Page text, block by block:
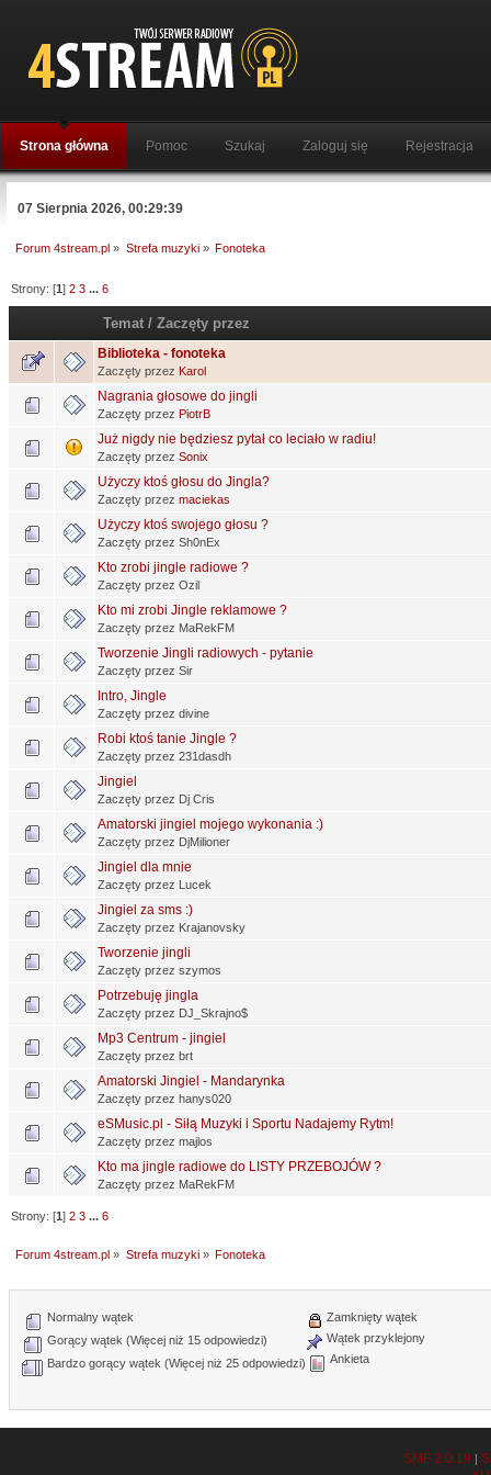
Strona główna Pomoc Szukaj Zaloguj się Rejestracja
07 Sierpnia 2026, 00:29:39
Forum 4stream.pl » Strefa muzyki» Fonoteka
Strony: [1]2 3 ...6
Temat /Zaczęty przez
Biblioteka - fonoteka
Zaczęty przez Karol
Nagrania głosowe do jingli
Zaczęty przez PiotrB
Już nigdy nie będziesz pytał co leciało w radiu!
Zaczęty przez Sonix
Użyczy ktoś głosu do Jingla?
Zaczęty przez maciekas
Użyczy ktoś swojego głosu ?
Zaczęty przez Sh0nEx
Kto zrobi jingle radiowe ?
Zaczęty przez Ozil
Kto mi zrobi Jingle reklamowe ?
Zaczęty przez MaRekFM
Tworzenie Jingli radiowych - pytanie
Zaczęty przez Sir
Intro, Jingle
Zaczęty przez divine
Robi ktoś tanie Jingle ?
Zaczęty przez 231dasdh
Jingiel
Zaczęty przez Dj Cris
Amatorski jingiel mojego wykonania :)
Zaczęty przez DjMilioner
Jingiel dla mnie
Zaczęty przez Lucek
Jingiel za sms :)
Zaczęty przez Krajanovsky
Tworzenie jingli
Zaczęty przez szymos
Potrzebuję jingla
Zaczęty przez DJ_Skrajno$
Mp3 Centrum - jingiel
Zaczęty przez brt
Amatorski Jingiel - Mandarynka
Zaczęty przez hanys020
eSMusic.pl - Siłą Muzyki i Sportu Nadajemy Rytm!
Zaczęty przez majlos
Kto ma jingle radiowe do LISTY PRZEBOJÓW ?
Zaczęty przez MaRekFM
Strony: [1]2 3 ...6
Forum 4stream.pl » Strefa muzyki» Fonoteka
Normalny wątek
Gorący wątek (Więcej niż 15 odpowiedzi)
Bardzo gorący wątek (Więcej niż 25 odpowiedzi)
Zamknięty wątek
Wątek przyklejony
Ankieta
SMF 2.0.19 |